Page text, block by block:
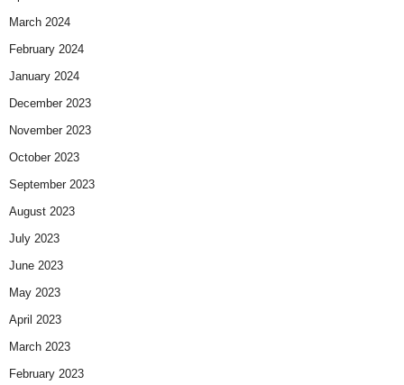
March 2024
February 2024
January 2024
December 2023
November 2023
October 2023
September 2023
August 2023
July 2023
June 2023
May 2023
April 2023
March 2023
February 2023